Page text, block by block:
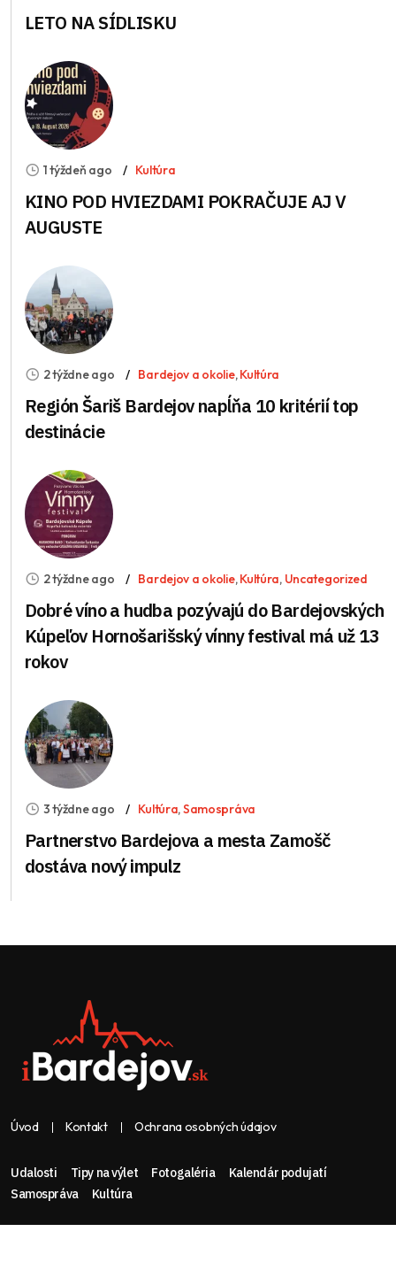
LETO NA SÍDLISKU
1 týždeň ago Kultúra
KINO POD HVIEZDAMI POKRAČUJE AJ V
AUGUSTE
2 týždne ago Bardejov a okolie,Kultúra
Región Šariš Bardejov napĺňa 10 kritérií top
destinácie
2 týždne ago Bardejov a okolie,Kultúra, Uncategorized
Dobré víno a hudba pozývajú do Bardejovských
Kúpeľov Hornošarišský vínny festival má už 13
rokov
3 týždne ago Kultúra,Samospráva
Partnerstvo Bardejova a mesta Zamošč
dostáva nový impulz
Úvod Kontakt Ochrana osobných údajov
Udalosti Tipy na výlet Fotogaléria
Kalendár podujatí
Samospráva
Kultúra